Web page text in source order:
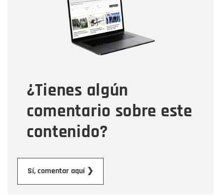
¿Tienes algún
comentario sobre este
contenido?
Sí, comentar aquí ❯
Correo electrónico
Tipo de comentario
Mensaje